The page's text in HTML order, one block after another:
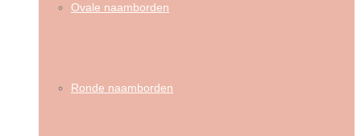
Ovale naamborden
Ronde naamborden